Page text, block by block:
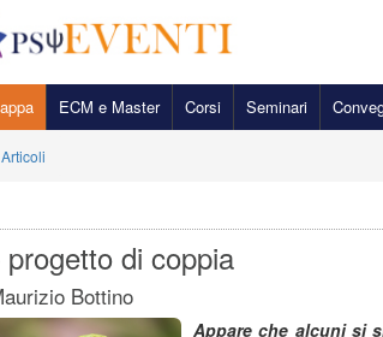
ECM e Master Corsi Seminari
Articoli
di coppia
Bottino
Appare che alcuni si